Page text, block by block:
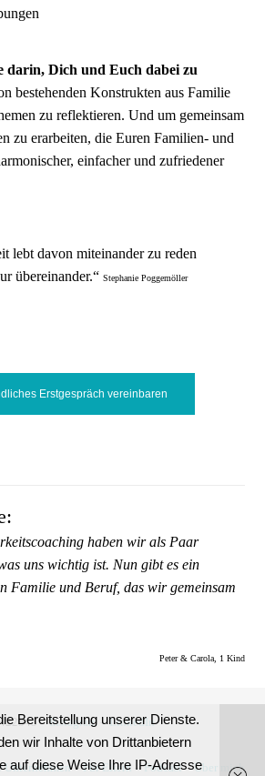
darin, Dich und Euch dabei zu
bestehenden Konstrukten aus Familie
zu reflektieren. Und um gemeinsam
zu erarbeiten, die Euren Familien- und
einfacher und zufriedener
lebt davon miteinander zu reden
übereinander.“ Stephanie Poggemöller
Erstgespräch vereinbaren
haben wir als Paar
uns wichtig ist. Nun gibt es ein
Familie und Beruf, das wir gemeinsam
Peter & Carola, 1 Kind
–Instagram–LinkedIn
Unternehmen–Für Eltern –Podcast–Über mich
Bereitstellung unserer Dienste.
wir Inhalte von Drittanbietern
auf diese Weise Ihre IP-Adresse